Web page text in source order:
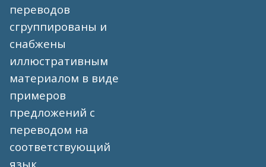
переводов
сгруппированы и
снабжены
иллюстративным
материалом в виде
примеров
предложений с
переводом на
соответствующий
язык.